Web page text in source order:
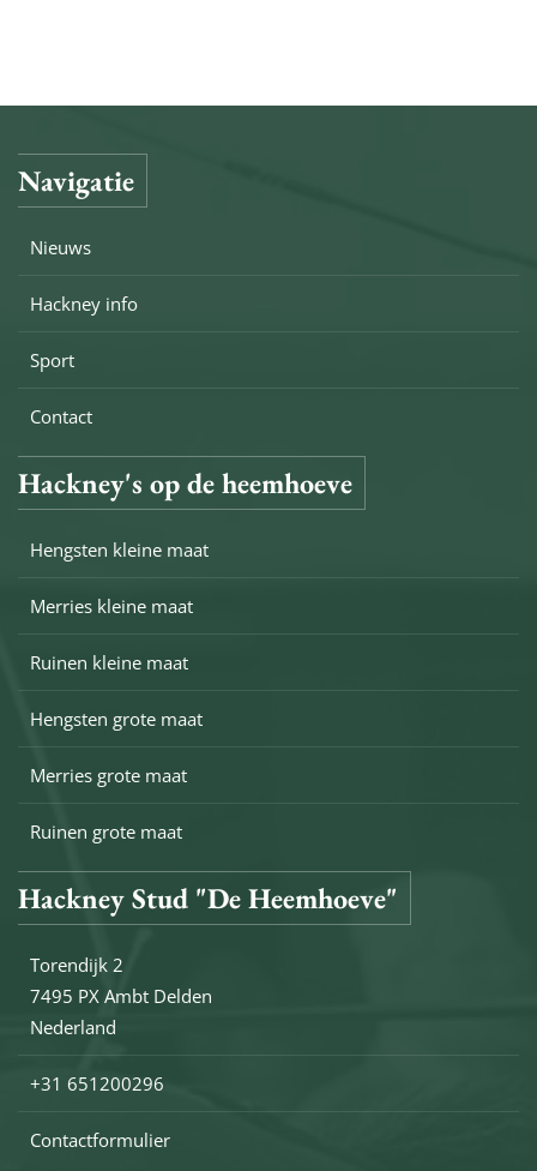
Navigatie
Nieuws
Hackney info
Sport
Contact
Hackney's op de heemhoeve
Hengsten kleine maat
Merries kleine maat
Ruinen kleine maat
Hengsten grote maat
Merries grote maat
Ruinen grote maat
Hackney Stud "De Heemhoeve"
Torendijk 2
7495 PX Ambt Delden
Nederland
+31 651200296
Contactformulier